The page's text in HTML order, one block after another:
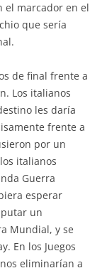
el marcador en el
que sería
de final frente a
Los italianos
les daría
frente a
por un
italianos
Guerra
esperar
un
Mundial, y se
En los Juegos
eliminarían a